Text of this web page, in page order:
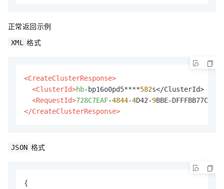
正常返回示例
XML 格式
<CreateClusterResponse>
<ClusterId>hb-bp16o0pd5****582s</ClusterId>
<RequestId>728C7EAF-4844-4D42-9
</CreateClusterResponse>
JSON 格式
{